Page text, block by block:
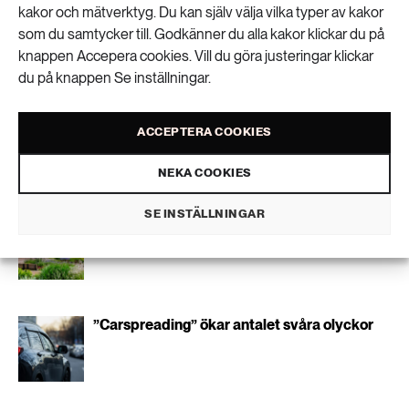
kakor och mätverktyg. Du kan själv välja vilka typer av kakor
som du samtycker till. Godkänner du alla kakor klickar du på
knappen Accepera cookies. Vill du göra justeringar klickar
du på knappen Se inställningar.
ACCEPTERA COOKIES
NEKA COOKIES
SE INSTÄLLNINGAR
360 ARTIKLAR
Social hållbarhet
189 ARTIKLAR
SKICKA
Personuppgifter lagras endast för utskick av Extrakts nyhetsbrev och
information kopplat till Extrakts verksamhet. Du kan när som helst säga
Liknande artiklar
Malmö först med rådgivning om
”Carspreading” ökar antalet svåra olyckor